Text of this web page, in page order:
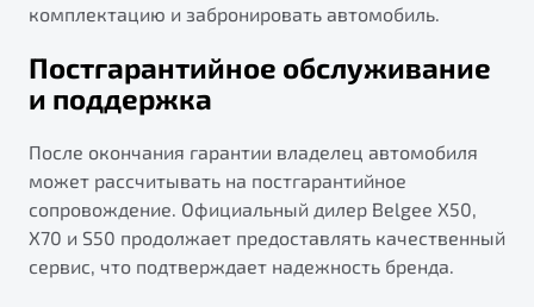
комплектацию и забронировать автомобиль.
Постгарантийное обслуживание
и поддержка
После окончания гарантии владелец автомобиля
может рассчитывать на постгарантийное
сопровождение. Официальный дилер Belgee X50,
X70 и S50 продолжает предоставлять качественный
сервис, что подтверждает надежность бренда.